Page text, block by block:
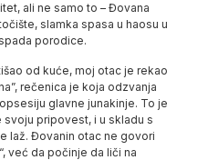
ali ne samo to – Đovana
slamka spasa u haosu u
porodice.
od kuće, moj otac je rekao
rečenica je koja odzvanja
glavne junakinje. To je
pripovest, i u skladu s
laž. Đovanin otac ne govori
već da počinje da liči na